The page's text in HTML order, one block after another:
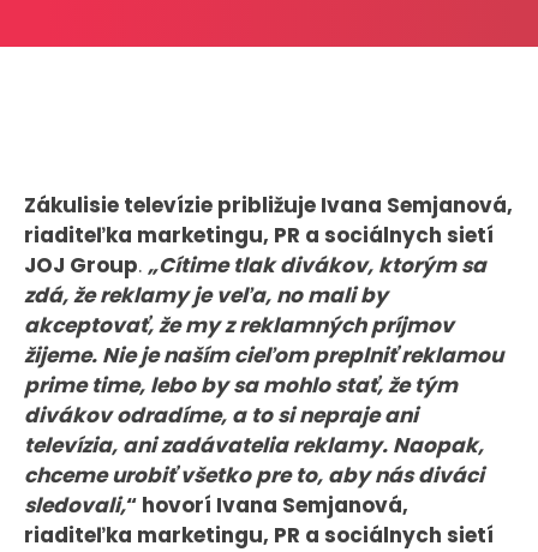
B2B Rozhovory
VEREJNÉ VYSIELANIE MS 2026
KONTAKT
Zákulisie televízie približuje Ivana Semjanová,
riaditeľka marketingu, PR a sociálnych sietí
JOJ Group. „Cítime tlak divákov, ktorým sa
zdá, že reklamy je veľa, no mali by
akceptovať, že my z reklamných príjmov
žijeme. Nie je naším cieľom preplniť reklamou
prime time, lebo by sa mohlo stať, že tým
divákov odradíme, a to si nepraje ani
televízia, ani zadávatelia reklamy. Naopak,
chceme urobiť všetko pre to, aby nás diváci
sledovali,“ hovorí Ivana Semjanová,
riaditeľka marketingu, PR a sociálnych sietí